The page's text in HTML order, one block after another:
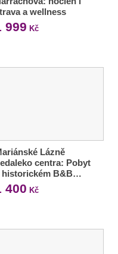
a wellness
999 Kč
Lázně
centra: Pobyt
historickém B&B…
400 Kč